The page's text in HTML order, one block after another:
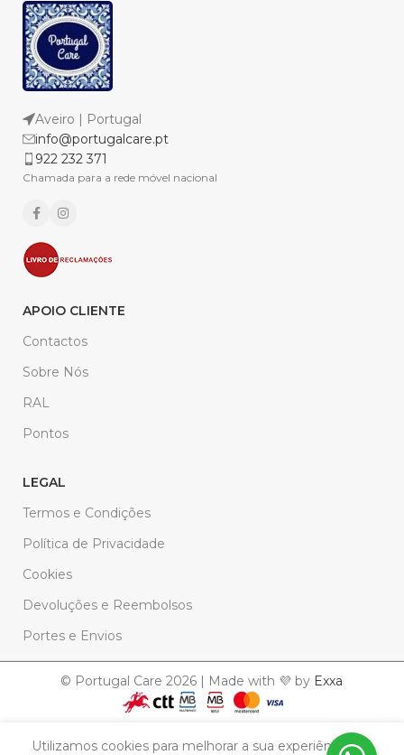
Aveiro | Portugal
info@portugalcare.pt
922 232 371
Chamada para a rede móvel nacional
APOIO CLIENTE
Contactos
Sobre Nós
RAL
Pontos
LEGAL
Termos e Condições
Política de Privacidade
Cookies
Devoluções e Reembolsos
Portes e Envios
© Portugal Care 2026 | Made with 💜 by Exxa
Utilizamos cookies para melhorar a sua experiência. Ao
Solicitar